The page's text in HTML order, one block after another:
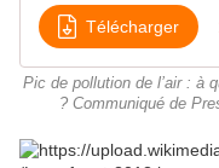
Télécharger
Pic de pollution de l’air : à
? Communiqué de